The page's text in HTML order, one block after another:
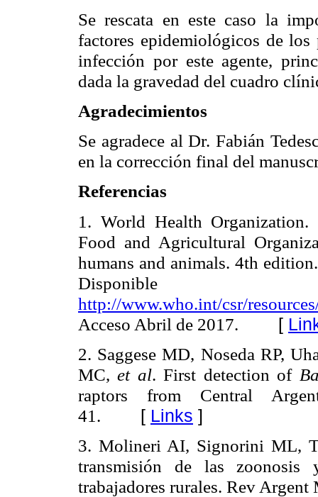
Se rescata en este caso la
factores epidemiológicos de los
infección por este agente,
dada la gravedad del cuadro
Agradecimientos
Se agradece al Dr. Fabián
en la corrección final del
Referencias
1. World Health
Food and Agricultural
humans and animals. 4th
http://www.who.int/csr/
Acceso Abril de 2017. [
2. Saggese MD, Noseda RP,
MC,et al. First detection of
raptors from Central
41. [ Links ]
3. Molineri AI, Signorini ML,
transmisión de las zoonosis
trabajadores rurales. Rev